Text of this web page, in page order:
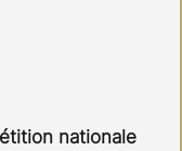
nationale